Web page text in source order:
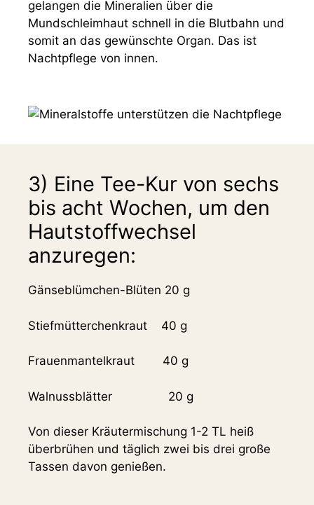
gelangen die Mineralien über die
Mundschleimhaut schnell in die Blutbahn und
somit an das gewünschte Organ. Das ist
Nachtpflege von innen.
3) Eine Tee-Kur von sechs
bis acht Wochen, um den
Hautstoffwechsel
anzuregen:
Gänseblümchen-Blüten 20 g
Stiefmütterchenkraut 40 g
Frauenmantelkraut 40 g
Walnussblätter 20 g
Von dieser Kräutermischung 1-2 TL heiß
überbrühen und täglich zwei bis drei große
Tassen davon genießen.